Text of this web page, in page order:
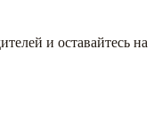
и оставайтесь на